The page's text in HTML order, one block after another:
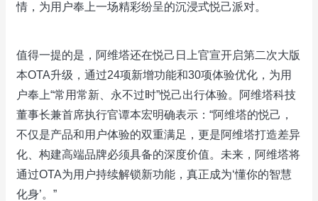
情，为用户奉上一场精彩纷呈的沉浸式悦己派对。
值得一提的是，阿维塔还在悦己日上官宣开启第二次大版
本OTA升级，通过24项新增功能和30项体验优化，为用
户奉上“常用常新、永不过时”悦己出行体验。阿维塔科技
董事长兼首席执行官谭本宏明确表示：“阿维塔的悦己，
不仅是产品和用户体验的双重满足，更是阿维塔打造差异
化、构建高端品牌必须具备的深度价值。未来，阿维塔将
通过OTA为用户持续解锁新功能，真正成为‘懂你的智慧
化身’。”